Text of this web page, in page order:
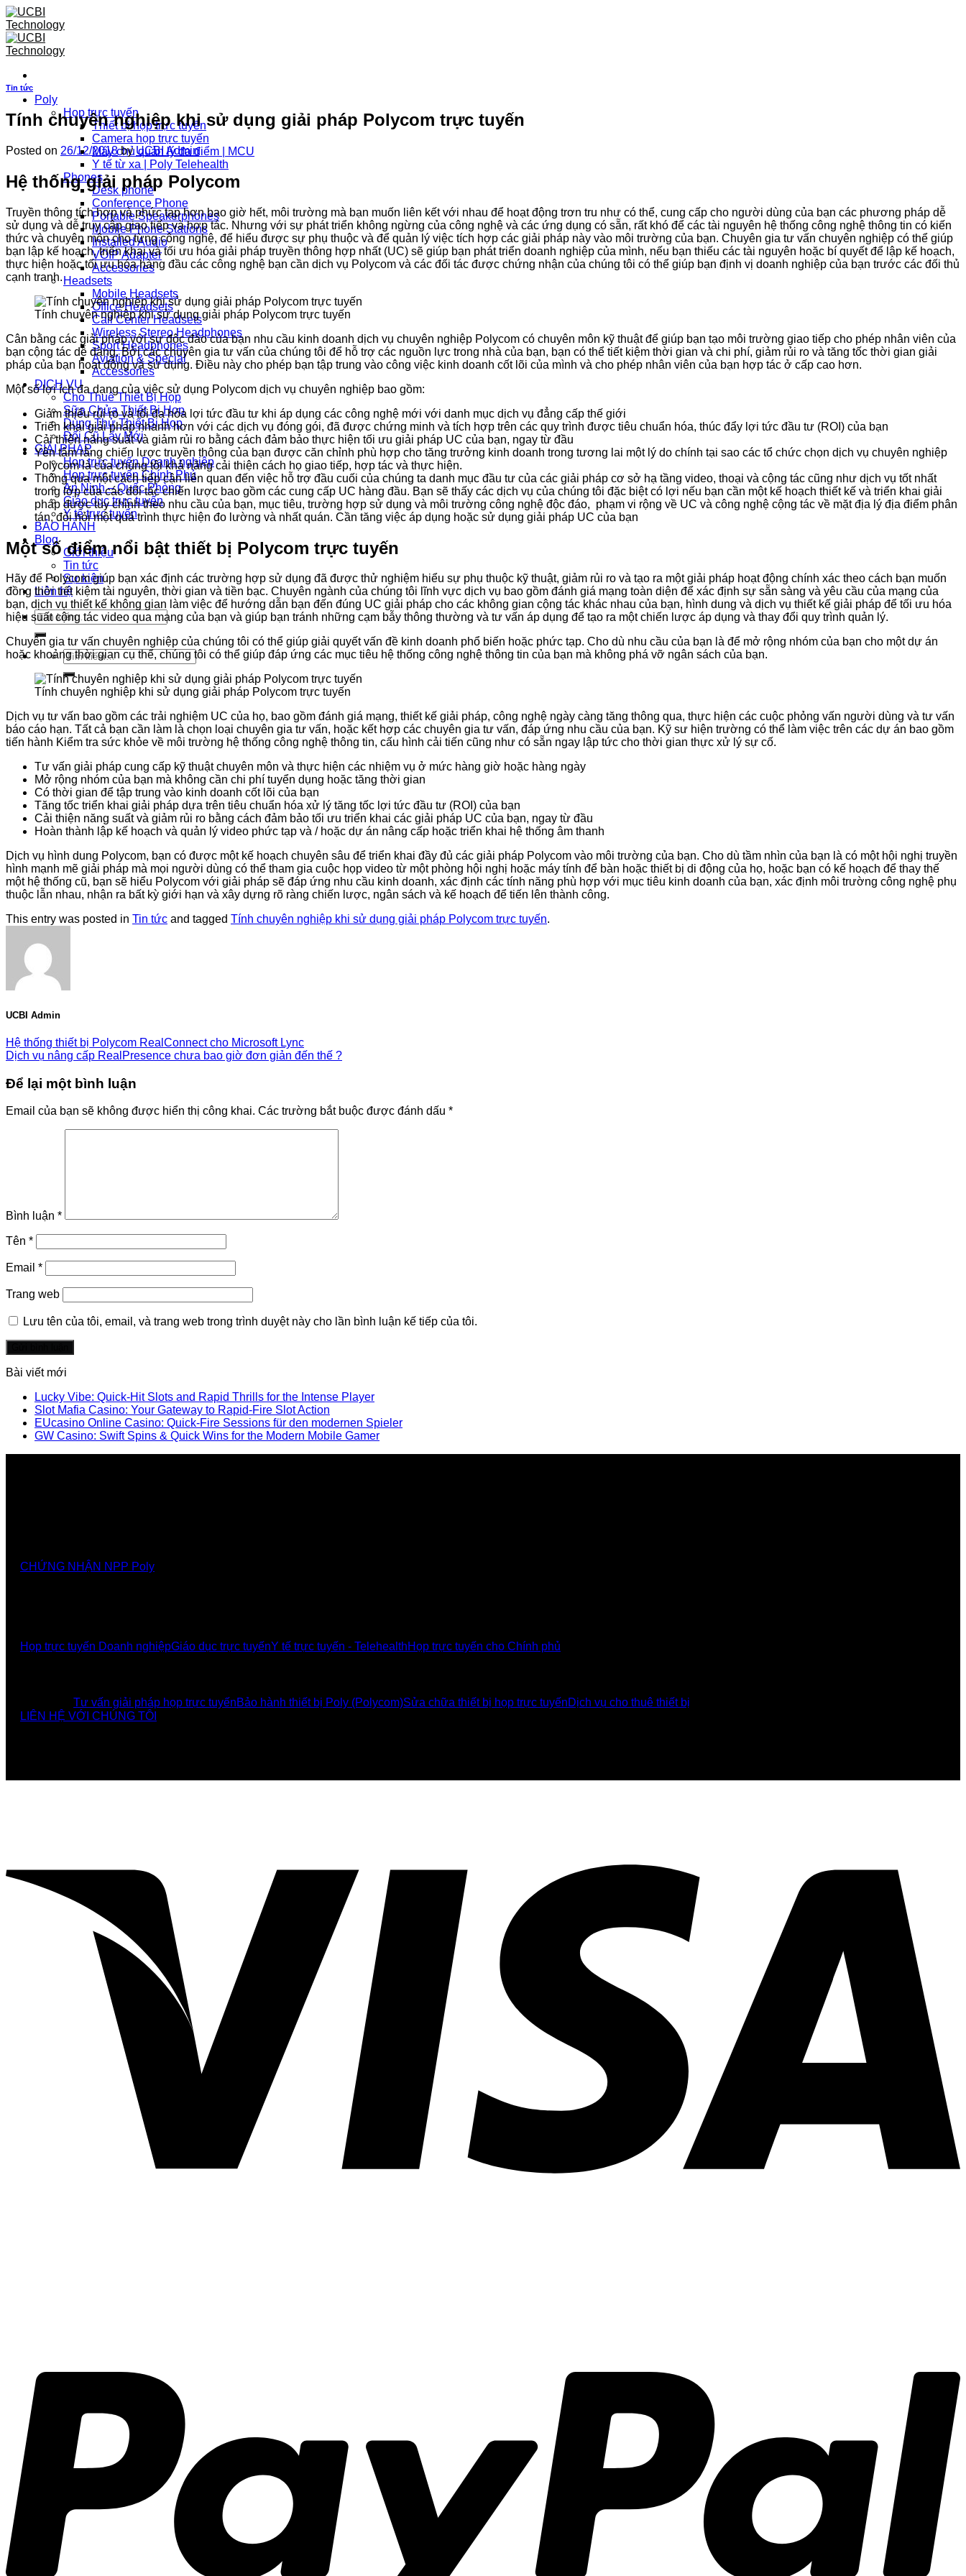
Skip
to
content
Poly
Họp trực tuyến
Thiết bị họp trực tuyến
Camera họp trực tuyến
Máy chủ quản lý đa điểm | MCU
Y tế từ xa | Poly Telehealth
Phones
Desk phone
Conference Phone
Portable Speakerphones
Mobile Phone Stations
Installed Audio
VOIP Adapter
Accessories
Headsets
Mobile Headsets
Office Headsets
Call Center Headsets
Wireless Stereo Headphones
Sport Headphones
Aviation & Special
Accessories
DỊCH VỤ
Cho Thuê Thiết Bị Họp
Sữa Chửa Thiết Bị Họp
Dùng Thử Thiết Bị Họp
Đổi Cũ Lấy Mới
GIẢI PHÁP
Họp trực tuyến Doanh nghiệp
Họp trực tuyến Chính Phủ
An Ninh – Quốc Phòng
Giáo dục trực tuyến
Y tế trực tuyến
BẢO HÀNH
Blog
Giới thiệu
Tin tức
Sự kiện
Liên hệ
Tìm
kiếm:
Tìm
kiếm:
Tin tức
Tính chuyên nghiệp khi sử dụng giải pháp Polycom trực tuyến
Posted on 26/12/2018byUCBI Admin
Hệ thống giải pháp Polycom
Truyền thông tích hợp và phức tạp hơn bao giờ hết, môi trường mà bạn muốn liên kết với nhau để hoạt động trơn tru như có thể, cung cấp cho người dùng của bạn các phương pháp dễ
sử dụng và dễ truy cập giao tiếp và hợp tác. Nhưng với sự phát triển không ngừng của công nghệ và các ứng dụng có sẵn, rất khó để các tài nguyên hệ thống công nghệ thông tin có kiến
thức và chuyên môn cho từng công nghệ, để hiểu được sự phụ thuộc và để quản lý việc tích hợp các giải pháp này vào môi trường của bạn. Chuyên gia tư vấn chuyên nghiệp có thể giúp
bạn lập kế hoạch, triển khai và tối ưu hóa giải pháp truyền thông hợp nhất (UC) sẽ giúp bạn phát triển doanh nghiệp của mình, nếu bạn thiếu các tài nguyên hoặc bí quyết để lập kế hoạch,
thực hiện hoặc tối ưu hóa hàng đầu các công nghệ bạn cần dịch vụ Polycom và các đối tác được chứng nhận của chúng tôi có thể giúp bạn định vị doanh nghiệp của bạn trước các đối thủ
cạnh tranh.
Tính chuyên nghiệp khi sử dụng giải pháp Polycom trực tuyến
Cân bằng các giải pháp với sự độc đáo của bạn nhu cầu kinh doanh dịch vụ chuyên nghiệp Polycom có ​​chuyên môn kỹ thuật để giúp bạn tạo môi trường giao tiếp cho phép nhân viên của
bạn cộng tác dễ dàng. Bởi các chuyên gia tư vấn của chúng tôi để hỗ trợ các nguồn lực trong nhà của bạn, bạn có thể tiết kiệm thời gian và chi phí, giảm rủi ro và tăng tốc thời gian giải
pháp của bạn hoạt động và sử dụng. Điều này cho phép bạn tập trung vào công việc kinh doanh cốt lõi của mình và cho phép nhân viên của bạn hợp tác ở cấp cao hơn.
Một số lợi ích đa dạng của việc sử dụng Polycom dịch vụ chuyên nghiệp bao gồm:
Giảm thiểu rủi ro và tối đa hóa lợi tức đầu tư khi áp dụng các công nghệ mới với danh mục dịch vụ đẳng cấp thế giới
Triển khai giải pháp nhanh hơn với các dịch vụ đóng gói, đã được chứng minh và tích hợp trên các quy trình được tiêu chuẩn hóa, thúc đẩy lợi tức đầu tư (ROI) của bạn
Cải thiện năng suất và giảm rủi ro bằng cách đảm bảo thực hiện tối ưu giải pháp UC của bạn, ngay từ đầu
Yên tâm rằng chiến lược truyền thông của bạn được căn chỉnh phù hợp cho tăng trưởng kinh doanh trong tương lai một lý do chính tại sao các tổ chức chọn dịch vụ chuyên nghiệp
Polycom là của chúng tôi khả năng cải thiện cách họ giao tiếp, hợp tác và thực hiện.
Thông qua một cách tiếp cận liên quan đến việc hỗ trợ đầu cuối của chúng ta danh mục đầu tư của các giải pháp cơ sở hạ tầng video, thoại và cộng tác cũng như dịch vụ tốt nhất
trong lớp của các đối tác chiến lược bao gồm các cung cấp UC hàng đầu. Bạn sẽ thấy các dịch vụ của chúng tôi đặc biệt có lợi nếu bạn cần một kế hoạch thiết kế và triển khai giải
pháp được tùy chỉnh theo nhu cầu của bạn, mục tiêu, trường hợp sử dụng và môi trường công nghệ độc đáo, phạm vi rộng về UC và công nghệ cộng tác về mặt địa lý địa điểm phân
tán, đòi hỏi một quá trình thực hiện đo lường và nhất quán. Cần tăng việc áp dụng hoặc sử dụng giải pháp UC của bạn
Một số điểm nổi bật thiết bị Polycom trực tuyến
Hãy để Polycom giúp bạn xác định các trường hợp sử dụng đã được thử nghiệm hiểu sự phụ thuộc kỹ thuật, giảm rủi ro và tạo ra một giải pháp hoạt động chính xác theo cách bạn muốn
đồng thời tiết kiệm tài nguyên, thời gian và tiền bạc. Chuyên ngành của chúng tôi lĩnh vực dịch vụ bao gồm đánh giá mạng toàn diện để xác định sự sẵn sàng và yêu cầu của mạng của
bạn, dịch vụ thiết kế không gian làm việc để hướng dẫn bạn đến đúng UC giải pháp cho các không gian cộng tác khác nhau của bạn, hình dung và dịch vụ thiết kế giải pháp để tối ưu hóa
hiệu suất cộng tác video qua mạng của bạn và giúp bạn tránh những cạm bẫy thông thường và tư vấn áp dụng để tạo ra một chiến lược áp dụng và thay đổi quy trình quản lý.
Chuyên gia tư vấn chuyên nghiệp của chúng tôi có thể giúp giải quyết vấn đề kinh doanh phổ biến hoặc phức tạp. Cho dù nhu cầu của bạn là để mở rộng nhóm của bạn cho một dự án
hoặc khoảng thời gian cụ thể, chúng tôi có thể giúp đáp ứng các mục tiêu hệ thống công nghệ thông tin của bạn mà không phá vỡ ngân sách của bạn.
Tính chuyên nghiệp khi sử dụng giải pháp Polycom trực tuyến
Dịch vụ tư vấn bao gồm các trải nghiệm UC của họ, bao gồm đánh giá mạng, thiết kế giải pháp, công nghệ ngày càng tăng thông qua, thực hiện các cuộc phỏng vấn người dùng và tư vấn
báo cáo hạn. Tất cả bạn cần làm là chọn loại chuyên gia tư vấn, hoặc kết hợp các chuyên gia tư vấn, đáp ứng nhu cầu của bạn. Kỹ sư hiện trường có thể làm việc trên các dự án bao gồm
tiến hành Kiểm tra sức khỏe về môi trường hệ thống công nghệ thông tin, cấu hình cải tiến cũng như có sẵn ngay lập tức cho thời gian thực xử lý sự cố.
Tư vấn giải pháp cung cấp kỹ thuật chuyên môn và thực hiện các nhiệm vụ ở mức hàng giờ hoặc hàng ngày
Mở rộng nhóm của bạn mà không cần chi phí tuyển dụng hoặc tăng thời gian
Có thời gian để tập trung vào kinh doanh cốt lõi của bạn
Tăng tốc triển khai giải pháp dựa trên tiêu chuẩn hóa xử lý tăng tốc lợi tức đầu tư (ROI) của bạn
Cải thiện năng suất và giảm rủi ro bằng cách đảm bảo tối ưu triển khai các giải pháp UC của bạn, ngay từ đầu
Hoàn thành lập kế hoạch và quản lý video phức tạp và / hoặc dự án nâng cấp hoặc triển khai hệ thống âm thanh
Dịch vụ hình dung Polycom, bạn có được một kế hoạch chuyên sâu để triển khai đầy đủ các giải pháp Polycom vào môi trường của bạn. Cho dù tầm nhìn của bạn là có một hội nghị truyền
hình mạnh mẽ giải pháp mà mọi người dùng có thể tham gia cuộc họp video từ một phòng hội nghị hoặc máy tính để bàn hoặc thiết bị di động của họ, hoặc bạn có kế hoạch để thay thế
một hệ thống cũ, bạn sẽ hiểu Polycom với giải pháp sẽ đáp ứng nhu cầu kinh doanh, xác định các tính năng phù hợp với mục tiêu kinh doanh của bạn, xác định môi trường công nghệ phụ
thuộc lẫn nhau, nhận ra bất kỳ giới hạn và xây dựng rõ ràng chiến lược, ngân sách và kế hoạch để tiến lên thành công.
This entry was posted in Tin tức and tagged Tính chuyên nghiệp khi sử dụng giải pháp Polycom trực tuyến.
UCBI Admin
Hệ thống thiết bị Polycom RealConnect cho Microsoft Lync
Dịch vụ nâng cấp RealPresence chưa bao giờ đơn giản đến thế ?
Để lại một bình luận
Email của bạn sẽ không được hiển thị công khai. Các trường bắt buộc được đánh dấu *
Bình luận *
Tên *
Email *
Trang web
Lưu tên của tôi, email, và trang web trong trình duyệt này cho lần bình luận kế tiếp của tôi.
Bài viết mới
Lucky Vibe: Quick‑Hit Slots and Rapid Thrills for the Intense Player
Slot Mafia Casino: Your Gateway to Rapid‑Fire Slot Action
EUcasino Online Casino: Quick‑Fire Sessions für den modernen Spieler
GW Casino: Swift Spins & Quick Wins for the Modern Mobile Gamer
CHỨNG NHẬN NPP Poly
Họp trực tuyến Doanh nghiệpGiáo dục trực tuyếnY tế trực tuyến - TelehealthHọp trực tuyến cho Chính phủ
Tư vấn giải pháp họp trực tuyếnBảo hành thiết bị Poly (Polycom)Sửa chữa thiết bị họp trực tuyếnDịch vụ cho thuê thiết bị
LIÊN HỆ VỚI CHÚNG TÔI